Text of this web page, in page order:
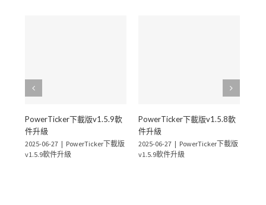
PowerTicker下載版v1.5.9軟
件升級
2025-06-27 | PowerTicker下載版
v1.5.9軟件升級
PowerTicker下載版v1.5.8軟
件升級
2025-06-27 | PowerTicker下載版
v1.5.9軟件升級